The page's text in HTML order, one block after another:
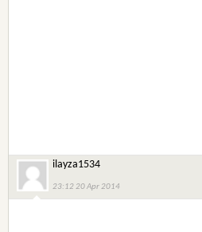
ilayza1534
23:12 20 Apr 2014